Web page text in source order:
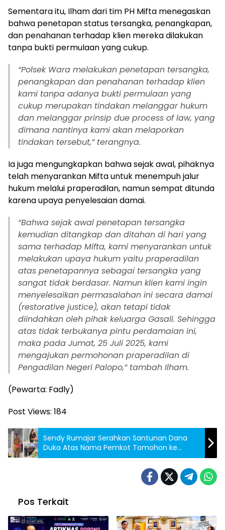
Sementara itu, Ilham dari tim PH Mifta menegaskan
bahwa penetapan status tersangka, penangkapan,
dan penahanan terhadap klien mereka dilakukan
tanpa bukti permulaan yang cukup.
“Polsek Wara melakukan penetapan tersangka,
penangkapan dan penahanan terhadap klien
kami tanpa adanya bukti permulaan yang
cukup merupakan tindakan melanggar hukum
dan melanggar prinsip due process of law, yang
dimana nantinya kami akan melaporkan
tindakan tersebut,” terangnya.
Ia juga mengungkapkan bahwa sejak awal, pihaknya
telah menyarankan Mifta untuk menempuh jalur
hukum melalui praperadilan, namun sempat ditunda
karena upaya penyelesaian damai.
“Bahwa sejak awal penetapan tersangka
kemudian ditangkap dan ditahan di hari yang
sama terhadap Mifta, kami menyarankan untuk
melakukan upaya hukum yaitu praperadilan
atas penetapannya sebagai tersangka yang
sangat tidak berdasar. Namun klien kami ingin
menyelesaikan permasalahan ini secara damai
(restorative justice), akan tetapi tidak
diindahkan oleh pihak keluarga Gasali. Sehingga
atas tidak terbukanya pintu perdamaian ini,
maka pada Jumat, 25 Juli 2025, kami
mengajukan permohonan praperadilan di
Pengadilan Negeri Palopo,” tambah Ilham.
(Pewarta: Fadly)
Post Views: 184
Sendy Rumajar Serahkan Santunan Dana
Duka Atas Nama Pemkot Tomohon ke
Rumah Duka Keluarga Mongdong Sangi
Pos Terkait